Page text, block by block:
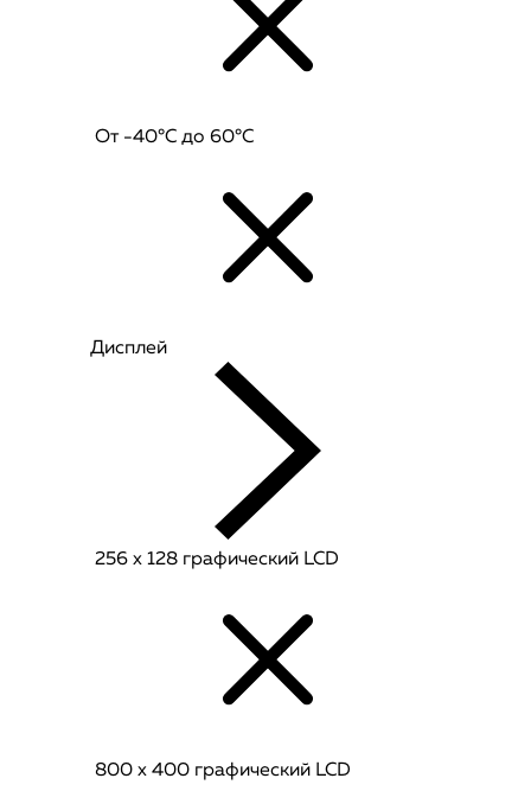
От -40°C до 60°C
Дисплей
256 x 128 графический LCD
800 x 400 графический LCD